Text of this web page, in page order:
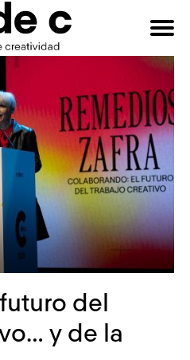
HAZTE
del
y de la